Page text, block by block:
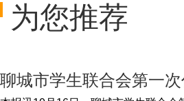
为您推荐
聊城市学生联合会第一